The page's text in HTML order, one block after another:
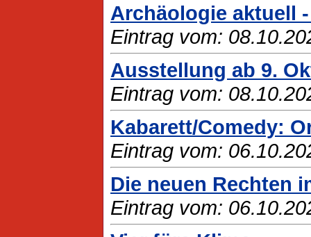
Archäologie aktuell
Eintrag vom:
Ausstellung ab 9.
Eintrag vom:
Kabarett/Comedy:
Eintrag vom:
Die neuen Rechten
Eintrag vom: